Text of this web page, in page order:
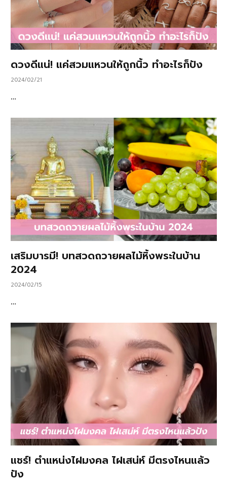
ดวงดีแน่! แค่สวมแหวนให้ถูกนิ้ว ทำอะไรก็ปัง
2024/02/21
…
เสริมบารมี! บทสวดถวายผลไม้หิ้งพระในบ้าน
2024
2024/02/15
…
แชร์! ตำแหน่งไฝมงคล ไฝเสน่ห์ มีตรงไหนแล้ว
ปัง